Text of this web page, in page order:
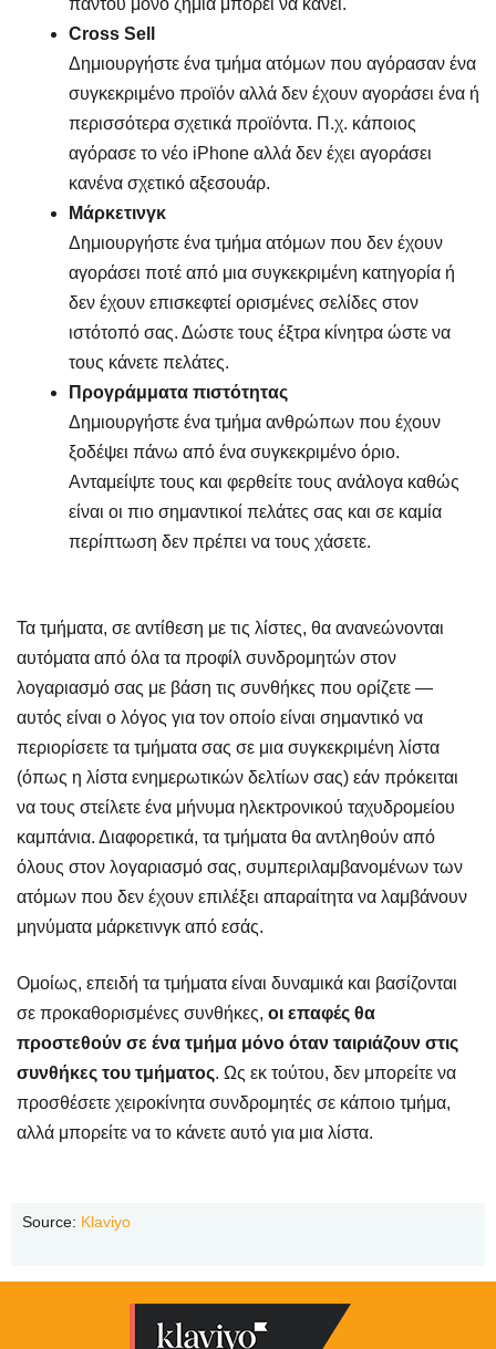
παντού μόνο ζημιά μπορεί να κάνει.
Cross Sell
Δημιουργήστε ένα τμήμα ατόμων που αγόρασαν ένα
συγκεκριμένο προϊόν αλλά δεν έχουν αγοράσει ένα ή
περισσότερα σχετικά προϊόντα. Π.χ. κάποιος
αγόρασε το νέο iPhone αλλά δεν έχει αγοράσει
κανένα σχετικό αξεσουάρ.
Μάρκετινγκ
Δημιουργήστε ένα τμήμα ατόμων που δεν έχουν
αγοράσει ποτέ από μια συγκεκριμένη κατηγορία ή
δεν έχουν επισκεφτεί ορισμένες σελίδες στον
ιστότοπό σας. Δώστε τους έξτρα κίνητρα ώστε να
τους κάνετε πελάτες.
Προγράμματα πιστότητας
Δημιουργήστε ένα τμήμα ανθρώπων που έχουν
ξοδέψει πάνω από ένα συγκεκριμένο όριο.
Ανταμείψτε τους και φερθείτε τους ανάλογα καθώς
είναι οι πιο σημαντικοί πελάτες σας και σε καμία
περίπτωση δεν πρέπει να τους χάσετε.
Τα τμήματα, σε αντίθεση με τις λίστες, θα ανανεώνονται
αυτόματα από όλα τα προφίλ συνδρομητών στον
λογαριασμό σας με βάση τις συνθήκες που ορίζετε —
αυτός είναι ο λόγος για τον οποίο είναι σημαντικό να
περιορίσετε τα τμήματα σας σε μια συγκεκριμένη λίστα
(όπως η λίστα ενημερωτικών δελτίων σας) εάν πρόκειται
να τους στείλετε ένα μήνυμα ηλεκτρονικού ταχυδρομείου
καμπάνια. Διαφορετικά, τα τμήματα θα αντληθούν από
όλους στον λογαριασμό σας, συμπεριλαμβανομένων των
ατόμων που δεν έχουν επιλέξει απαραίτητα να λαμβάνουν
μηνύματα μάρκετινγκ από εσάς.
Ομοίως, επειδή τα τμήματα είναι δυναμικά και βασίζονται
σε προκαθορισμένες συνθήκες, οι επαφές θα
προστεθούν σε ένα τμήμα μόνο όταν ταιριάζουν στις
συνθήκες του τμήματος. Ως εκ τούτου, δεν μπορείτε να
προσθέσετε χειροκίνητα συνδρομητές σε κάποιο τμήμα,
αλλά μπορείτε να το κάνετε αυτό για μια λίστα.
Source: Klaviyo